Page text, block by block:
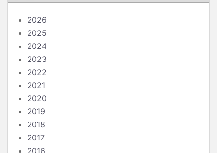
2026
2025
2024
2023
2022
2021
2020
2019
2018
2017
2016